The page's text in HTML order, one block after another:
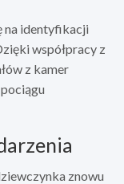
na identyfikacji
współpracy z
z kamer
znowu